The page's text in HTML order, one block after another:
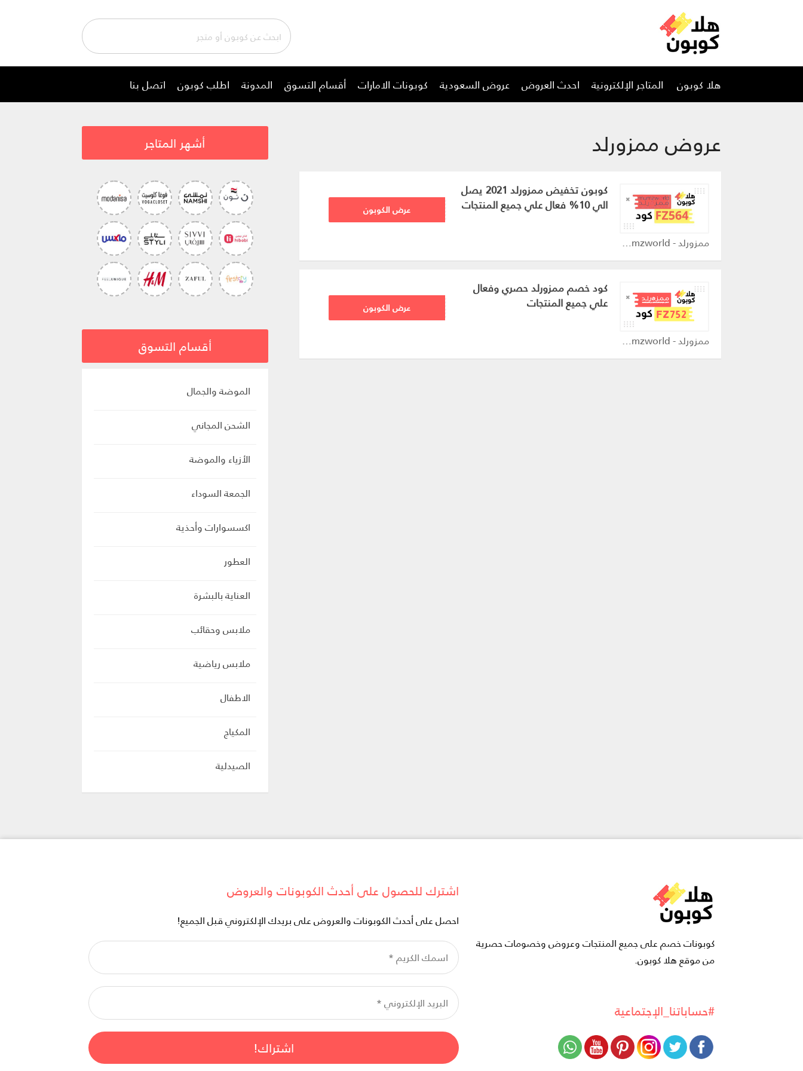
إلى
هلا كوبون المتاجر الإلكترونية احدث العروض عروض السعودية كوبونات الامارات أقسام التسوق المدونة اطلب كوبون اتصل بنا
عروض ممزورلد
ممزورلد - mumzworld كوبون
كوبون تخفيض ممزورلد 2021 يصل
الي 10% فعال علي جميع المنتجات FZ564عرض الكوبون
ممزورلد - mumzworld كوبون
كود خصم ممزورلد حصري وفعال
علي جميع المنتجات FZ752عرض الكوبون
أشهر المتاجر
أقسام التسوق
الموضة والجمال
الشحن المجاني
الأزياء والموضة
الجمعة السوداء
اكسسوارات وأحذية
العطور
العناية بالبشرة
ملابس وحقائب
ملابس رياضية
الاطفال
المكياج
الصيدلية
كوبونات خصم على جميع المنتجات وعروض وخصومات حصرية
من موقع هلا كوبون.
#حساباتنا_الإجتماعية
اشترك للحصول على أحدث الكوبونات والعروض
احصل على أحدث الكوبونات والعروض على بريدك الإلكتروني قبل الجميع!
الكريم
الإلكتروني